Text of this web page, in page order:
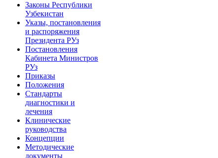
Законы Республики
Узбекистан
Указы, постановления
и распоряжения
Президента РУз
Постановления
Кабинета Министров
РУз
Приказы
Положения
Стандарты
диагностики и
лечения
Клинические
руководства
Концепции
Методические
документы